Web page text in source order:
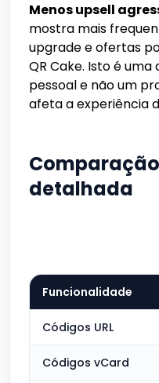
Menos upsell
mostra mais
upgrade e ofertas
QR Cake. Isto é
pessoal e não um
afeta a experiência
detalhada
Funcionalidade
Códigos URL
Códigos vCard